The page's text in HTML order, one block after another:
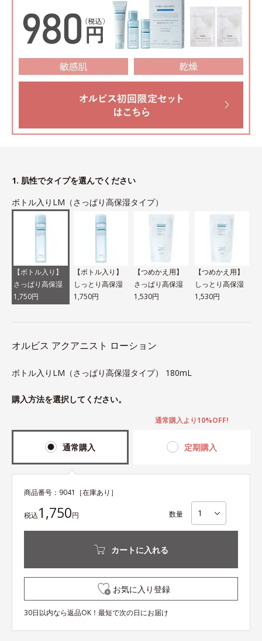
1. 肌性でタイプを選んでください
ボトル入りLM（さっぱり高保湿タイプ）
【ボトル入り】
さっぱり高保湿
1,750円
【ボトル入り】
しっとり高保湿
1,750円
【つめかえ用】
さっぱり高保湿
1,530円
【つめかえ用】
しっとり高保湿
1,530円
オルビス アクアニスト ローション
ボトル入りLM（さっぱり高保湿タイプ） 180mL
購入方法を選択してください。
通常購入 定期購入
通常購入より10%OFF!
商品番号： 9041 ［在庫あり］
税込1,750円 数量
カートに入れる
お気に入り登録
30日以内なら返品OK！最短で次の日にお届け